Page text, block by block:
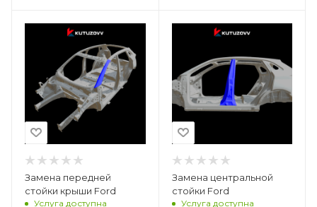
Замена передней
стойки крыши Ford
Услуга доступна
Замена центральной
стойки Ford
Услуга доступна